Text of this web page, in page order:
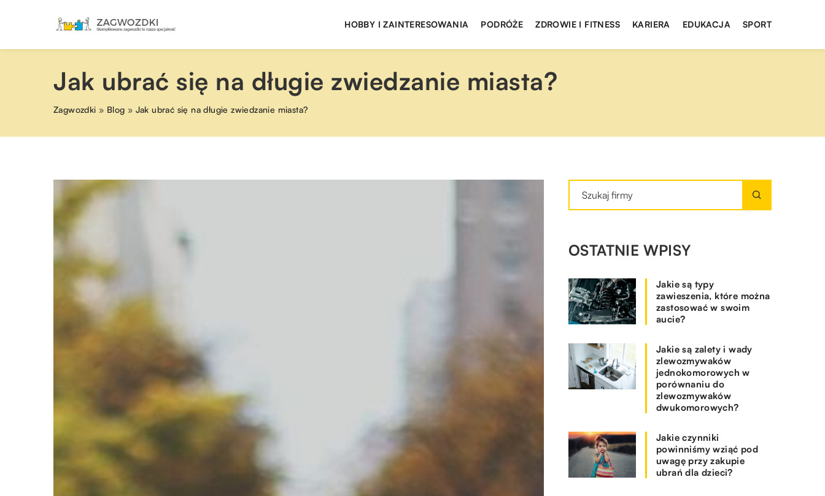
HOBBY I ZAINTERESOWANIA PODRÓŻE ZDROWIE I FITNESS KARIERA EDUKACJA SPORT
Jak ubrać się na długie zwiedzanie miasta?
Zagwozdki » Blog » Jak ubrać się na długie zwiedzanie miasta?
OSTATNIE WPISY
Jakie są typy
zawieszenia, które można
zastosować w swoim
aucie?
Jakie są zalety i wady
zlewozmywaków
jednokomorowych w
porównaniu do
zlewozmywaków
dwukomorowych?
Jakie czynniki
powinniśmy wziąć pod
uwagę przy zakupie
ubrań dla dzieci?